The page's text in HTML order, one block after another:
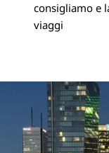
consigliamo e
viaggi